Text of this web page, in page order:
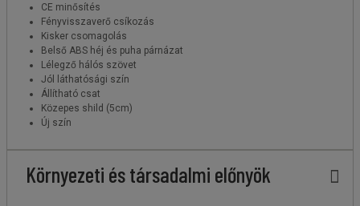
CE minősítés
Fényvisszaverő csíkozás
Kisker csomagolás
Belső ABS héj és puha párnázat
Lélegző hálós szövet
Jól láthatósági szín
Állítható csat
Közepes shild (5cm)
Új szín
Környezeti és társadalmi előnyök